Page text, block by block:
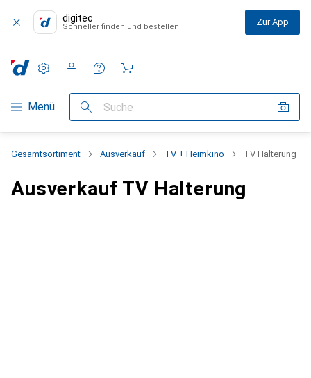
digitec
Schneller finden und bestellen Zur App
Navigation nach Kategorien
Menü Suche
Einstellungen
Kundenkonto
Vergleichslisten
Merklisten
Warenkorb
Gesamtsortiment Ausverkauf TV + Heimkino TV Halterung
Ausverkauf TV Halterung